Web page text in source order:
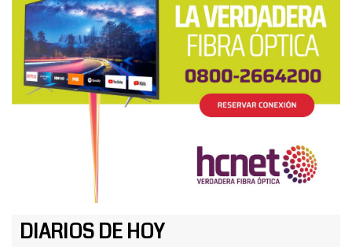
DIARIOS DE HOY